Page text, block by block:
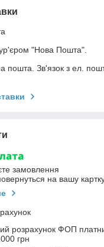
"Нова Пошта".
пошта. Зв'язок з ел.
замовлення
на вашу
розрахунок ФОП
грн